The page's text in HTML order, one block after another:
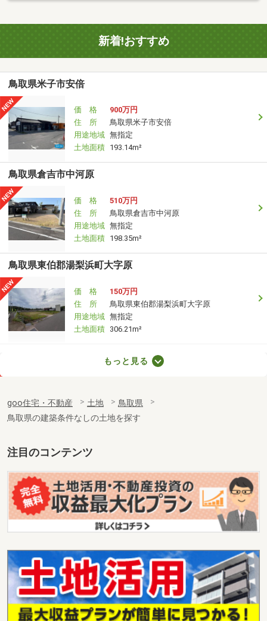
新着!おすすめ
鳥取県米子市安倍
価 格
900万円
住 所
鳥取県米子市安倍
用途地域 無指定
土地面積 193.14m²
鳥取県倉吉市中河原
価 格
510万円
住 所
鳥取県倉吉市中河原
用途地域 無指定
土地面積 198.35m²
鳥取県東伯郡湯梨浜町大字原
価 格
150万円
住 所
鳥取県東伯郡湯梨浜町大字原
用途地域 無指定
土地面積 306.21m²
鳥取県東伯郡湯梨浜町大字旭
用途地域
無指定
土地面積 490.03m²
鳥取県倉吉市中河原
価 格
550万円
住 所
鳥取県倉吉市中河原
用途地域 無指定
土地面積 227.44m²
価 格
350万円
住 所
鳥取県倉吉市中河原
用途地域 無指定
土地面積 752m²
もっと見る
goo住宅・不動産 土地
鳥取県
鳥取県の建築条件なしの土地を探す
注目のコンテンツ